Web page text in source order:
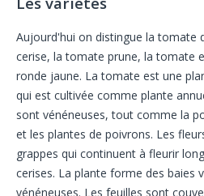
Aujourd'hui on distingue la tomate
cerise, la tomate prune, la tomate
ronde jaune. La tomate est une
qui est cultivée comme plante
sont vénéneuses, tout comme la
et les plantes de poivrons. Les
grappes qui continuent à fleurir
cerises. La plante forme des baies
vénéneuses. Les feuilles sont